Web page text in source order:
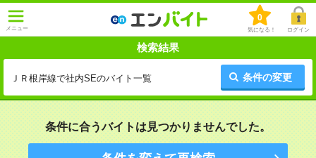
メニュー
0
気になる！ ログイン
検索結果
ＪＲ根岸線で社内SEのバイト一覧 条件の変更
条件に合うバイトは見つかりませんでした。